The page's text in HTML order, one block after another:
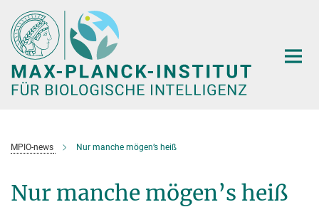
Hauptinhalt
MPIO-news Nur manche mögen’s heiß
Nur manche mögen’s heiß